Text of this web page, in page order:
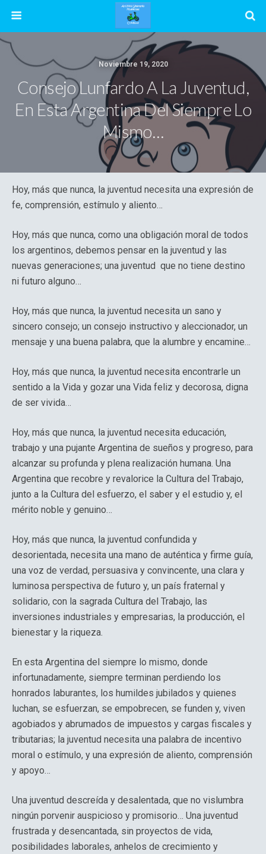
Noviembre 19, 2020
Consejo Lunfardo A La Juventud,
En Esta Argentina Del Siempre Lo
Mismo…
Hoy, más que nunca, la juventud necesita una expresión de
fe, comprensión, estímulo y aliento…
Hoy, más que nunca, como una obligación moral de todos
los argentinos, debemos pensar en la juventud y las
nuevas generaciones; una juventud que no tiene destino
ni futuro alguno…
Hoy, más que nunca, la juventud necesita un sano y
sincero consejo; un consejo instructivo y aleccionador, un
mensaje y una buena palabra, que la alumbre y encamine…
Hoy, más que nunca, la juventud necesita encontrarle un
sentido a la Vida y gozar una Vida feliz y decorosa, digna
de ser vivida…
Hoy, más que nunca, la juventud necesita educación,
trabajo y una pujante Argentina de sueños y progreso, para
alcanzar su profunda y plena realización humana. Una
Argentina que recobre y revalorice la Cultura del Trabajo,
junto a la Cultura del esfuerzo, el saber y el estudio y, el
mérito noble y genuino…
Hoy, más que nunca, la juventud confundida y
desorientada, necesita una mano de auténtica y firme guía,
una voz de verdad, persuasiva y convincente, una clara y
luminosa perspectiva de futuro y, un país fraternal y
solidario, con la sagrada Cultura del Trabajo, las
inversiones industriales y empresarias, la producción, el
bienestar y la riqueza.
En esta Argentina del siempre lo mismo, donde
infortunadamente, siempre terminan perdiendo los
honrados laburantes, los humildes jubilados y quienes
luchan, se esfuerzan, se empobrecen, se funden y, viven
agobiados y abrumados de impuestos y cargas fiscales y
tributarias; la juventud necesita una palabra de incentivo
moral o estímulo, y una expresión de aliento, comprensión
y apoyo…
Una juventud descreída y desalentada, que no vislumbra
ningún porvenir auspicioso y promisorio… Una juventud
frustrada y desencantada, sin proyectos de vida,
posibilidades laborales, anhelos de crecimiento y